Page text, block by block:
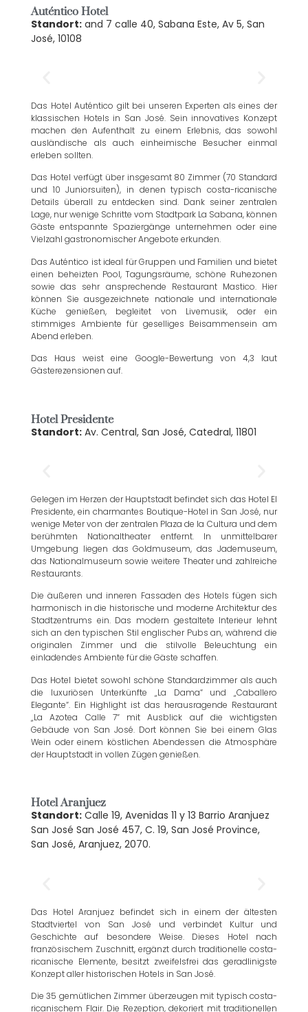
Auténtico Hotel
Standort: and 7 calle 40, Sabana Este, Av 5, San
José, 10108
Das Hotel Auténtico gilt bei unseren Experten als eines der
klassischen Hotels in San José. Sein innovatives Konzept
machen den Aufenthalt zu einem Erlebnis, das sowohl
ausländische als auch einheimische Besucher einmal
erleben sollten.
Das Hotel verfügt über insgesamt 80 Zimmer (70 Standard
und 10 Juniorsuiten), in denen typisch costa-ricanische
Details überall zu entdecken sind. Dank seiner zentralen
Lage, nur wenige Schritte vom Stadtpark La Sabana, können
Gäste entspannte Spaziergänge unternehmen oder eine
Vielzahl gastronomischer Angebote erkunden.
Das Auténtico ist ideal für Gruppen und Familien und bietet
einen beheizten Pool, Tagungsräume, schöne Ruhezonen
sowie das sehr ansprechende Restaurant Mastico. Hier
können Sie ausgezeichnete nationale und internationale
Küche genießen, begleitet von Livemusik, oder ein
stimmiges Ambiente für geselliges Beisammensein am
Abend erleben.
Das Haus weist eine Google-Bewertung von 4,3 laut
Gästerezensionen auf.
Hotel Presidente
Standort: Av. Central, San José, Catedral, 11801
Gelegen im Herzen der Hauptstadt befindet sich das Hotel El
Presidente, ein charmantes Boutique-Hotel in San José, nur
wenige Meter von der zentralen Plaza de la Cultura und dem
berühmten Nationaltheater entfernt. In unmittelbarer
Umgebung liegen das Goldmuseum, das Jademuseum,
das Nationalmuseum sowie weitere Theater und zahlreiche
Restaurants.
Die äußeren und inneren Fassaden des Hotels fügen sich
harmonisch in die historische und moderne Architektur des
Stadtzentrums ein. Das modern gestaltete Interieur lehnt
sich an den typischen Stil englischer Pubs an, während die
originalen Zimmer und die stilvolle Beleuchtung ein
einladendes Ambiente für die Gäste schaffen.
Das Hotel bietet sowohl schöne Standardzimmer als auch
die luxuriösen Unterkünfte „La Dama“ und „Caballero
Elegante“. Ein Highlight ist das herausragende Restaurant
„La Azotea Calle 7“ mit Ausblick auf die wichtigsten
Gebäude von San José. Dort können Sie bei einem Glas
Wein oder einem köstlichen Abendessen die Atmosphäre
der Hauptstadt in vollen Zügen genießen.
Hotel Aranjuez
Standort: Calle 19, Avenidas 11 y 13 Barrio Aranjuez
San José San José 457, C. 19, San José Province,
San José, Aranjuez, 2070.
Das Hotel Aranjuez befindet sich in einem der ältesten
Stadtviertel von San José und verbindet Kultur und
Geschichte auf besondere Weise. Dieses Hotel nach
französischem Zuschnitt, ergänzt durch traditionelle costa-
ricanische Elemente, besitzt zweifelsfrei das geradlinigste
Konzept aller historischen Hotels in San José.
Die 35 gemütlichen Zimmer überzeugen mit typisch costa-
ricanischem Flair. Die Rezeption, dekoriert mit traditionellen